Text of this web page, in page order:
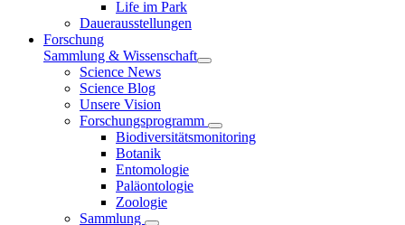
Life im Park
Dauerausstellungen
Forschung
Sammlung & Wissenschaft
Science News
Science Blog
Unsere Vision
Forschungsprogramm
Biodiversitätsmonitoring
Botanik
Entomologie
Paläontologie
Zoologie
Sammlung